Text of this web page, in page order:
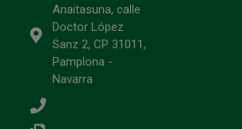
Anaitasuna, calle
Doctor López
Sanz 2, CP 31011,
Pamplona -
Navarra